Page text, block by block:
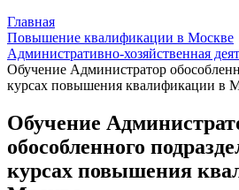
Главная
Повышение квалификации в Москве
Административно-хозяйственная
Обучение Администратор
курсах повышения квалификации в
Обучение
обособленного
курсах повышения